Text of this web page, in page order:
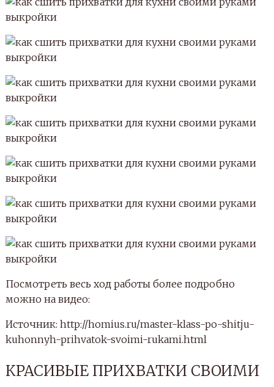
Посмотреть весь ход работы более подробно
можно на видео:
Источник: http://homius.ru/master-klass-po-shitju-
kuhonnyh-prihvatok-svoimi-rukami.html
КРАСИВЫЕ ПРИХВАТКИ СВОИМИ